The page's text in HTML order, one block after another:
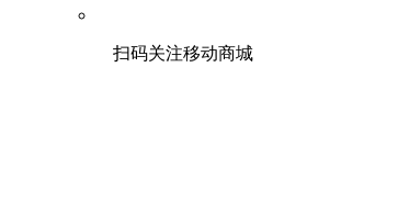
扫码关注移动商城